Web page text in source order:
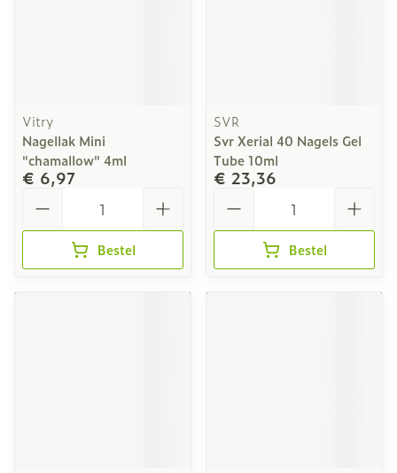
Vitry
Nagellak Mini
"chamallow" 4ml
€ 6,97
Bestel
SVR
Svr Xerial 40 Nagels Gel
Tube 10ml
€ 23,36
Bestel